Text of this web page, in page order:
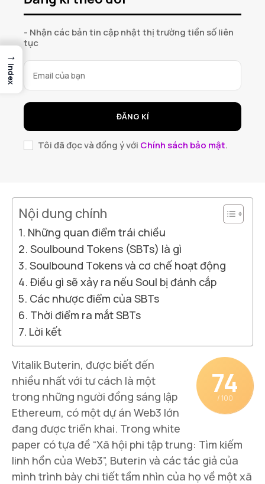
- Nhận các bản tin cập nhật thị trường tiền số liên
tục
ĐĂNG KÍ
Tôi đã đọc và đồng ý với Chính sách bảo mật.
Nội dung chính
Những quan điểm trái chiều
Soulbound Tokens (SBTs) là gì
Soulbound Tokens và cơ chế hoạt động
Điều gì sẽ xảy ra nếu Soul bị đánh cắp
Các nhược điểm của SBTs
Thời điểm ra mắt SBTs
Lời kết
74
/ 100
Vitalik Buterin, được biết đến
nhiều nhất với tư cách là một
trong những người đồng sáng lập
Ethereum, có một dự án Web3 lớn
đang được triển khai. Trong white
paper có tựa đề “Xã hội phi tập trung: Tìm kiếm
linh hồn của Web3”, Buterin và các tác giả của
mình trình bày chi tiết tầm nhìn của họ về một xã
→
Index